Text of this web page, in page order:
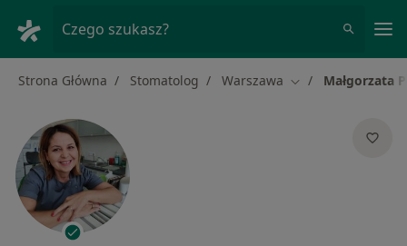
Czego szukasz?
Strona Główna Stomatolog Warszawa Zmień miasto
Małgorzata